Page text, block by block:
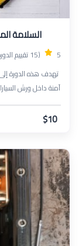
السلامة
5 (15 تقييم الدورة)
تهدف هذه الدورة إلى
آمنة داخل ورش
المخاطر الشائعة مثل
والزيوت. كما
$10